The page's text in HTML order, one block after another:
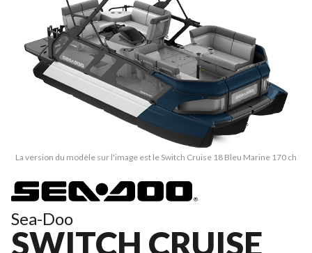
La version du modèle sur l'image est le Switch Cruise 18 Bleu Marine 170 ch
Sea-Doo
SWITCH CRUISE